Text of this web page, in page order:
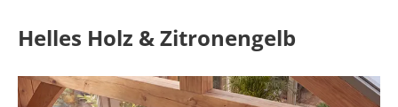
Helles Holz & Zitronengelb